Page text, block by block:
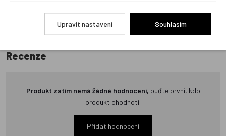
Recenze
Produkt zatím nemá žádné hodnocení, buďte první, kdo
produkt ohodnotí!
Přidat hodnocení
Upravit nastavení Souhlasím